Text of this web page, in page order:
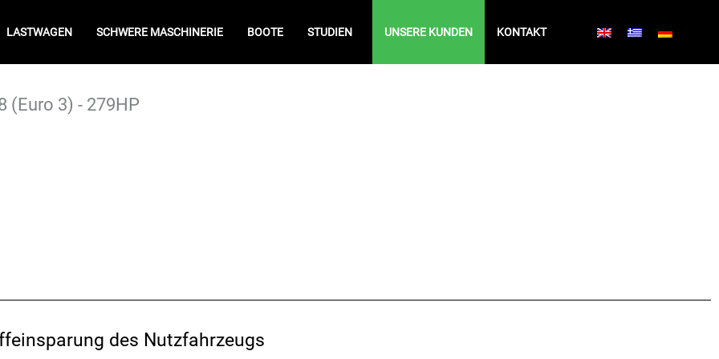
LASTWAGEN SCHWERE MASCHINERIE BOOTE STUDIEN UNSERE KUNDEN KONTAKT
(Euro 3) - 279HP
des Nutzfahrzeugs